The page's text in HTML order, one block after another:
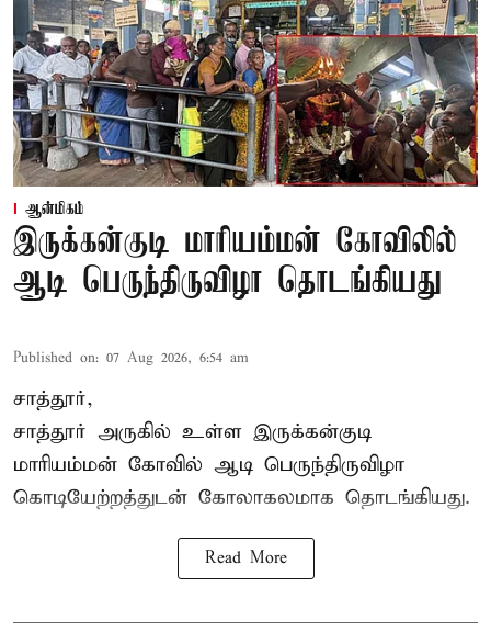
ஆன்மிகம்
இருக்கன்குடி மாரியம்மன் கோவிலில்
ஆடி பெருந்திருவிழா தொடங்கியது
Published on: 07 Aug 2026, 6:54 am
சாத்தூர்,
சாத்தூர் அருகில் உள்ள இருக்கன்குடி
மாரியம்மன் கோவில் ஆடி பெருந்திருவிழா
கொடியேற்றத்துடன் கோலாகலமாக தொடங்கியது.
Read More